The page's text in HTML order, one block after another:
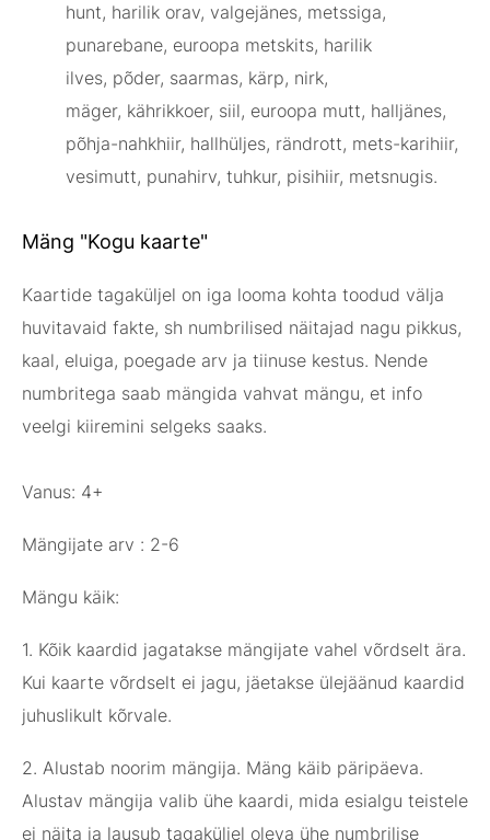
hunt, harilik orav, valgejänes, metssiga,
punarebane, euroopa metskits, harilik
ilves, põder, saarmas, kärp, nirk,
mäger, kährikkoer, siil, euroopa mutt, halljänes,
põhja-nahkhiir, hallhüljes, rändrott, mets-karihiir,
vesimutt, punahirv, tuhkur, pisihiir, metsnugis.
Mäng "Kogu kaarte"
Kaartide tagaküljel on iga looma kohta toodud välja
huvitavaid fakte, sh numbrilised näitajad nagu pikkus,
kaal, eluiga, poegade arv ja tiinuse kestus. Nende
numbritega saab mängida vahvat mängu, et info
veelgi kiiremini selgeks saaks.
Vanus: 4+
Mängijate arv : 2-6
Mängu käik:
1. Kõik kaardid jagatakse mängijate vahel võrdselt ära.
Kui kaarte võrdselt ei jagu, jäetakse ülejäänud kaardid
juhuslikult kõrvale.
2. Alustab noorim mängija. Mäng käib päripäeva.
Alustav mängija valib ühe kaardi, mida esialgu teistele
ei näita ja lausub tagaküljel oleva ühe numbrilise